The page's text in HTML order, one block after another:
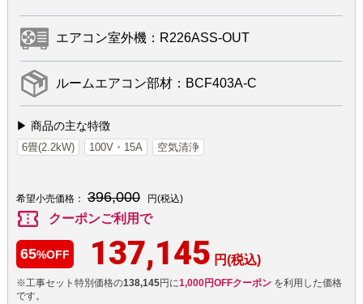
エアコン室外機：R226ASS-OUT
ルームエアコン部材：BCF403A-C
▶ 商品の主な特徴
6畳(2.2kW) 100V・15A 空気清浄
希望小売価格： 396,000 円(税込)
confirmation_number クーポンご利用で
65%OFF 137,145 円(税込)
※工事セット特別価格の138,145円に1,000円OFFクーポンを利用した価格
です。